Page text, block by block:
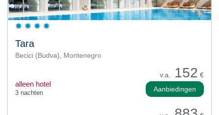
Tara
Becici (Budva), Montenegro
v.a. 152 €
alleen hotel
3 nachten Aanbiedingen